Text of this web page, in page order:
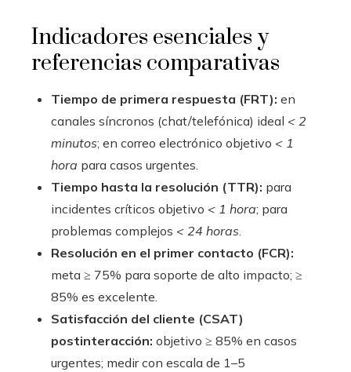
Indicadores esenciales y
referencias comparativas
Tiempo de primera respuesta (FRT): en
canales síncronos (chat/telefónica) ideal < 2
minutos; en correo electrónico objetivo < 1
hora para casos urgentes.
Tiempo hasta la resolución (TTR): para
incidentes críticos objetivo < 1 hora; para
problemas complejos < 24 horas.
Resolución en el primer contacto (FCR):
meta ≥ 75% para soporte de alto impacto; ≥
85% es excelente.
Satisfacción del cliente (CSAT)
postinteracción: objetivo ≥ 85% en casos
urgentes; medir con escala de 1–5